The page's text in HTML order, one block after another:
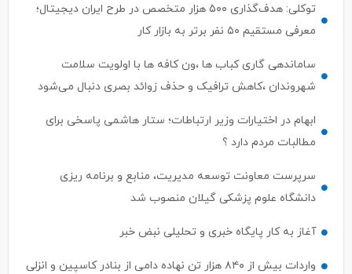
توکلی: هدف‌گذاری ۵۰۰ هزار متخصص در طرح ایران دیجیتال؛
معرفی مستقیم ۵۰ نفر برتر به بازار کار
ساماندهی گاری کباب ها ،ون کافه ها با اولویت سلامت
شهروندان ،کاهش ترافیک و حذف زوائد بصری دنبال می‌شود
ابهام در اختیارات وزیر ارتباطات؛ ستار هاشمی پاسخی برای
مطالبات مردم دارد ؟
سرپرست معاونت توسعه مدیریت، منابع و برنامه ریزی
دانشگاه علوم پزشکی گیلان منصوب شد
آغاز به کار پایگاه خبری و تحلیلی نبض خبر
واردات بیش از ۸۴۰ هزار تن نهاده دامی از بنادر كاسپین و انزلی